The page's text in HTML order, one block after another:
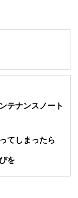
関する記事を、日々
りやすく発信していま
書籍・雑誌の編集経
追求しています。
ャルプランナー、弁
士、社会保険労務
テナンスノート
てしまったら
を